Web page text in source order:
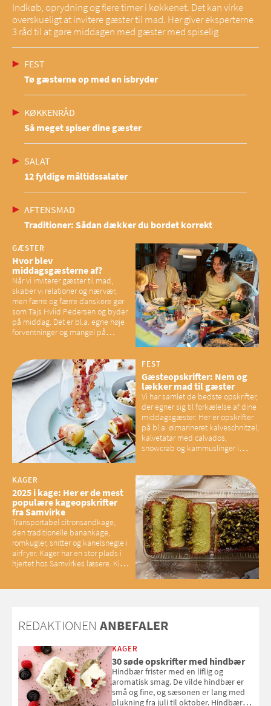
Indkøb, oprydning og flere timer i køkkenet. Det kan virke
overskueligt at invitere gæster til mad. Her giver eksperterne
3 råd til at gøre middagen med gæster med spiselig
FEST
Tø gæsterne op med en isbryder
KØKKENRÅD
Så meget spiser dine gæster
SALAT
12 fyldige måltidssalater
AFTENSMAD
Traditioner: Sådan dækker du bordet korrekt
GÆSTER
Hvor blev
middagsgæsterne af?
Når vi inviterer gæster til mad,
skaber vi relationer og nærvær,
men færre og færre danskere gør
som Tajs Hviid Pedersen og byder
på middag. Det er bl.a. egne høje
forventninger og mangel på
have konsekvenser for vores
sociale fællesskaber
FEST
Gæsteopskrifter: Nem og
lækker mad til gæster
Vi har samlet de bedste opskrifter,
der egner sig til forkælelse af dine
middagsgæster. Her er opskrifter
på bl.a. ølmarineret kalveschnitzel,
kalvetatar med calvados,
snowcrab og kammuslinger i
KAGER
2025 i kage: Her er de mest
populære kageopskrifter
fra Samvirke
Transportabel citronsandkage,
den traditionelle banankage,
romkugler, snitter og kanelsnegle i
airfryer. Kager har en stor plads i
hjertet hos Samvirkes læsere. Kig
REDAKTIONEN ANBEFALER
KAGER
30 søde opskrifter med hindbær
Hindbær frister med en liflig og
aromatisk smag. De vilde hindbær er
små og fine, og sæsonen er lang med
plukning fra juli til oktober. Hindbær